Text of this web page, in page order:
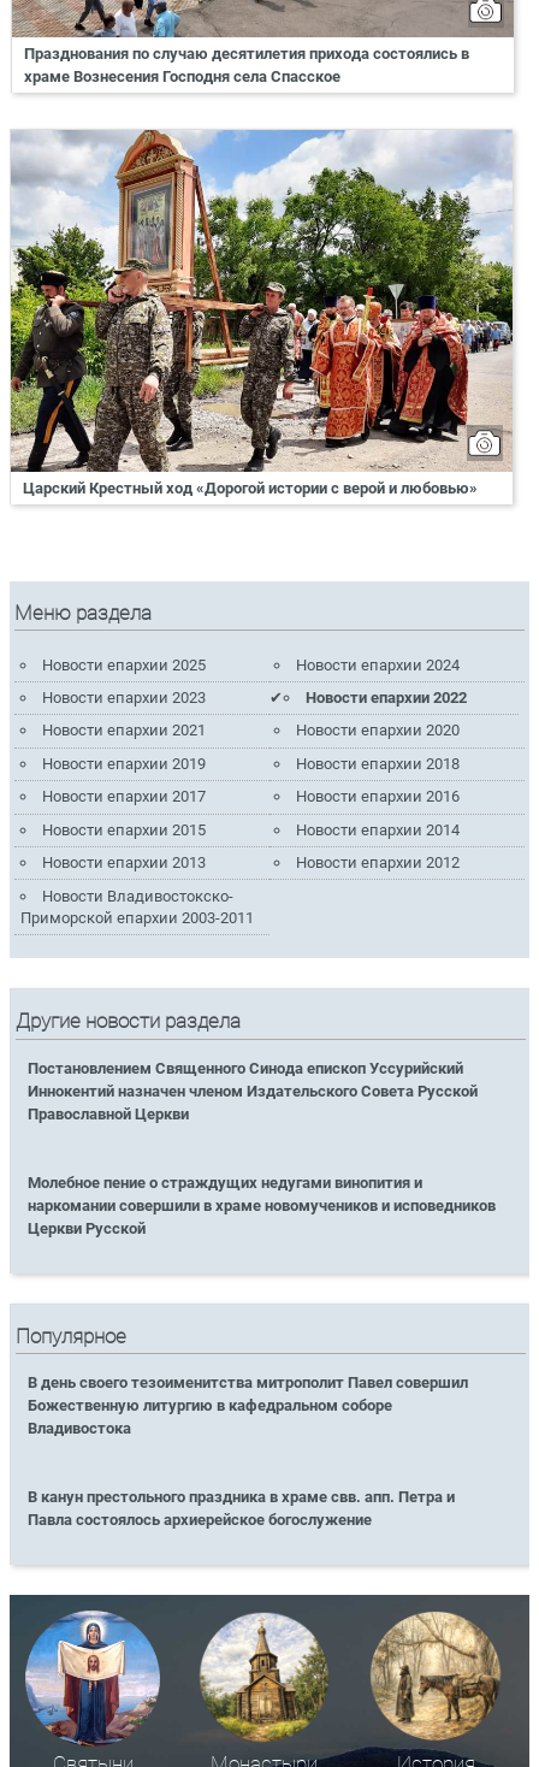
Празднования по случаю десятилетия прихода состоялись в
храме Вознесения Господня села Спасское
Царский Крестный ход «Дорогой истории с верой и любовью»
Меню раздела
Новости епархии 2025
Новости епархии 2024
Новости епархии 2023
Новости епархии 2022
Новости епархии 2021
Новости епархии 2020
Новости епархии 2019
Новости епархии 2018
Новости епархии 2017
Новости епархии 2016
Новости епархии 2015
Новости епархии 2014
Новости епархии 2013
Новости епархии 2012
Новости Владивостокско-
Приморской епархии 2003-2011
Другие новости раздела
Постановлением Священного Синода епископ Уссурийский
Иннокентий назначен членом Издательского Совета Русской
Православной Церкви
Молебное пение о страждущих недугами винопития и
наркомании совершили в храме новомучеников и исповедников
Церкви Русской
Популярное
В день своего тезоименитства митрополит Павел совершил
Божественную литургию в кафедральном соборе
Владивостока
В канун престольного праздника в храме свв. апп. Петра и
Павла состоялось архиерейское богослужение